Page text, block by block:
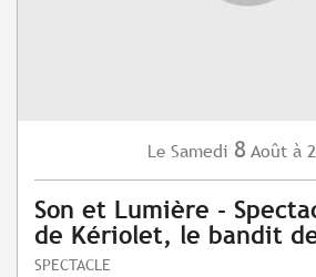
Le Samedi 8 Août à
Son et Lumière -
de Kériolet, le bandit
SPECTACLE